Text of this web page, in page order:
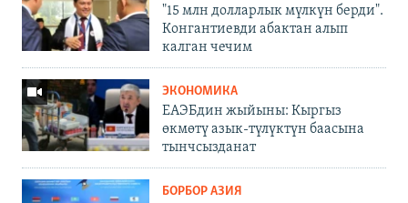
"15 млн долларлык мүлкүн берди".
Конгантиевди абактан алып
калган чечим
ЭКОНОМИКА
ЕАЭБдин жыйыны: Кыргыз
өкмөтү азык-түлүктүн баасына
тынчсызданат
БОРБОР АЗИЯ